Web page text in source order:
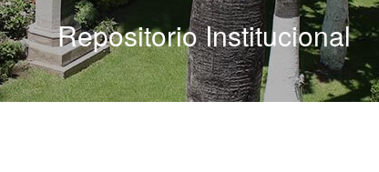
Repositorio Institucional